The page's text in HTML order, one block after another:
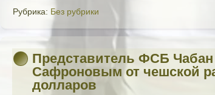
Рубрика: Без рубрики
Представитель ФСБ
Сафроновым от чешской
долларов